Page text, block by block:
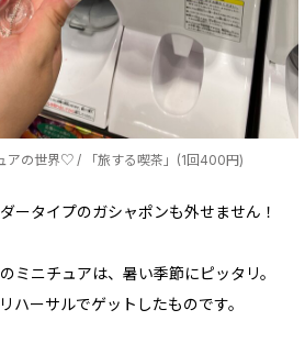
アの世界♡ / 「旅する喫茶」(1回400円)
ータイプのガシャポンも外せません！
ミニチュアは、暑い季節にピッタリ。
ハーサルでゲットしたものです。